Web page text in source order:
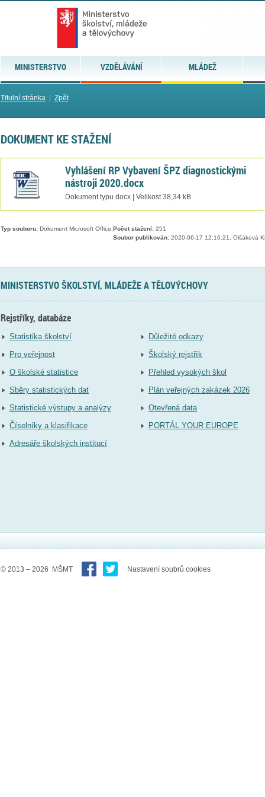
MINISTERSTVO VZDĚLÁVÁNÍ MLÁDEŽ
Titulní stránka| Zpět
DOKUMENT KE STAŽENÍ
Vyhlášení RP Vybavení ŠPZ diagnostickými
nástroji 2020.docx
Dokument typu docx | Velikost 38,34 kB
Typ souboru:Dokument Microsoft Office. Počet stažení:251
Soubor publikován:2020-06-17 12:16:21, Olšáková
MINISTERSTVO ŠKOLSTVÍ, MLÁDEŽE A TĚLOVÝCHOVY
Rejstříky, databáze
Statistika školství
Pro veřejnost
O školské statistice
Sběry statistických dat
Statistické výstupy a analýzy
Číselníky a klasifikace
Adresáře školských institucí
Důležité odkazy
Školský rejstřík
Přehled vysokých škol
Plán veřejných zakázek 2026
Otevřená data
PORTÁL YOUR EUROPE
© 2013 – 2026 MŠMT Nastavení soubrů cookies